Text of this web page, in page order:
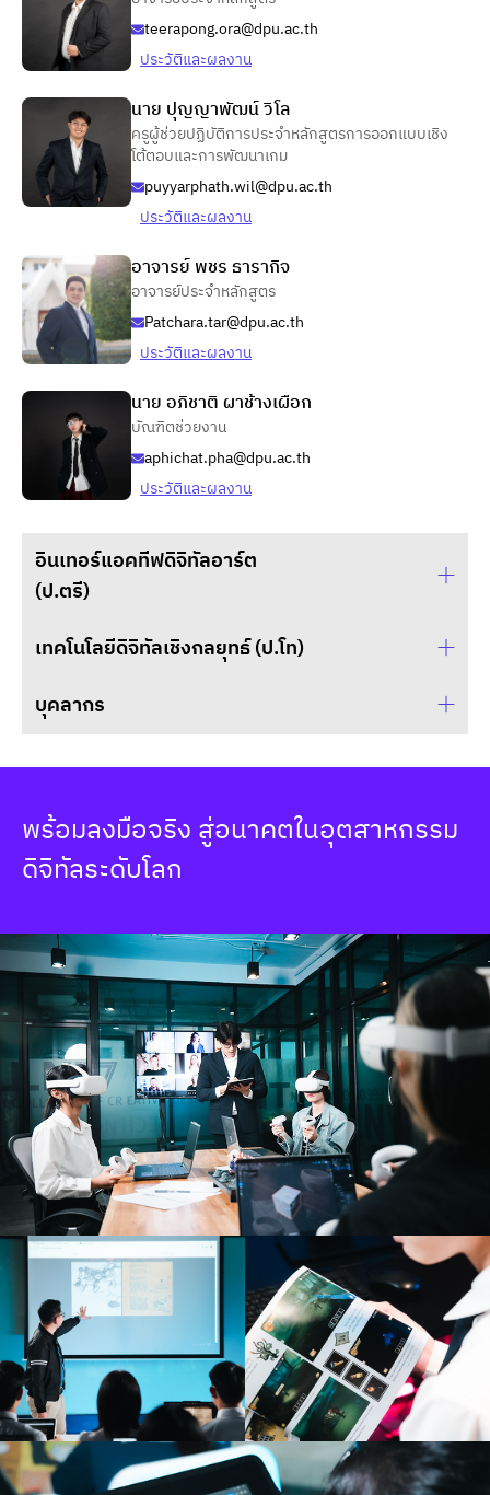
teerapong.ora@dpu.ac.th
ประวัติและผลงาน
นาย ปุญญาพัฒน์ วิโล
ครูผู้ช่วยปฏิบัติการประจำหลักสูตรการออกแบบเชิง
โต้ตอบและการพัฒนาเกม
puyyarphath.wil@dpu.ac.th
ประวัติและผลงาน
อาจารย์ พชร ธารากิจ
อาจารย์ประจำหลักสูตร
Patchara.tar@dpu.ac.th
ประวัติและผลงาน
นาย อภิชาติ ผาช้างเผือก
บัณฑิตช่วยงาน
aphichat.pha@dpu.ac.th
ประวัติและผลงาน
อินเทอร์แอคทีฟดิจิทัลอาร์ต
(ป.ตรี)
อาจารย์ คมสันต์ สุขวิญญา
ประวัติและผลงาน
อาจารย์ ชัยชนะ จารุวรรณากร
อาจารย์ประจำหลักสูตร
chaichana.jar@dpu.ac.th
อาจารย์ นิภัทร์ ปัญญวานันท์
อาจารย์ประจำหลักสูตร
nipat.pan@dpu.ac.th
ประวัติและผลงาน
อาจารย์ วิชชา เจริญสุข
อาจารย์ประจำหลักสูตร
wicha.cha@dpu.ac.th
ประวัติและผลงาน
อาจารย์ อนุวัตน์ รัตนสมบูรณ์
อาจารย์ประจำหลักสูตร
anuwat.rut@dpu.ac.th
ประวัติและผลงาน
นางสาว จิดาภา วัฒธัญกรณ์
ครูผู้ช่วยปฏิบัติการหลักสูตรอินเทอร์แอคทีฟดิจิทัล
อาร์ต
Jidapa.wat@dpu.ac.th
ประวัติและผลงาน
เทคโนโลยีดิจิทัลเชิงกลยุทธ์ (ป.โท)
ดิจิทัลเชิงกลยุทธ์
ประวัติและผลงาน
ผศ.ดร. วิลาวัลย์ อินทร์ชำนาญ
Wilawan.inn@dpu.ac.th
ประวัติและผลงาน
ผศ.ดร. เจษฎา ขจรฤทธิ์
อาจารย์ประจำหลักสูตร
jesada.kaj@dpu.ac.th
ประวัติและผลงาน
บุคลากร
นางสาว อารยา ธารนัย
araya.tha@dpu.ac.th
ประวัติและผลงาน
บุคลากร
tanakrit.cha@dpu.ac.th
ประวัติและผลงาน
ผศ. เสาวภา ไวยสุศรี
บุคลากร
saowapa.wai@dpu.ac.th
ประวัติและผลงาน
นาย ปิยะพันธ์ ชาญพิทักษ์สมุทร
บุคลากร
piyaphan.cha@dpu.ac.th
ประวัติและผลงาน
นาย พงศธร พิทักษ์วงศ์
pongsaton.pit@dpu.ac.th
ประวัติและผลงาน
นาย อภิชาติ ผาช้างเผือก
บัณฑิตช่วยงาน
พร้อมลงมือจริง สู่อนาคตในอุตสาหกรรม
ดิจิทัลระดับโลก